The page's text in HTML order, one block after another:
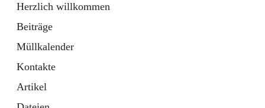
Herzlich willkommen
Beiträge
Müllkalender
Kontakte
Artikel
Ordner
in
Tab
Formulare
Artikel
öffnet
in
neuem
Tab